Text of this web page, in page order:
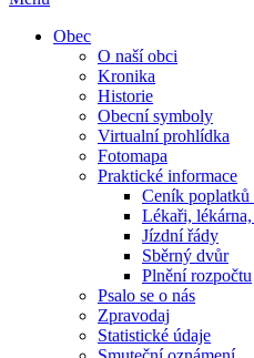
Obec
O naší obci
Kronika
Historie
Obecní symboly
Virtualní prohlídka
Fotomapa
Praktické informace
Ceník poplatků
Lékaři, lékárna,
Jízdní řády
Sběrný dvůr
Plnění rozpočtu
Psalo se o nás
Zpravodaj
Statistické údaje